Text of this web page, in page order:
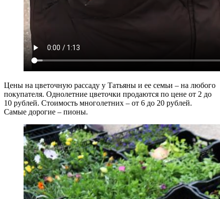
Цены на цветочную рассаду у Татьяны и ее семьи – на любого
покупателя. Однолетние цветочки продаются по цене от 2 до
10 рублей. Стоимость многолетних – от 6 до 20 рублей.
Самые дорогие – пионы.